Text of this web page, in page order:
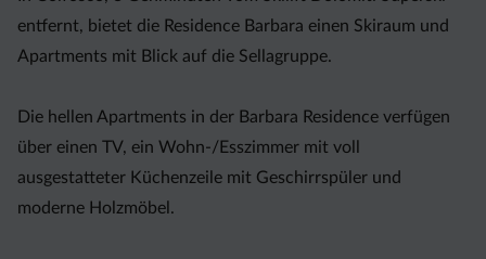
entfernt, bietet die Residence Barbara einen Skiraum und
Apartments mit Blick auf die Sellagruppe.
Die hellen Apartments in der Barbara Residence verfügen
über einen TV, ein Wohn-/Esszimmer mit voll
ausgestatteter Küchenzeile mit Geschirrspüler und
moderne Holzmöbel.